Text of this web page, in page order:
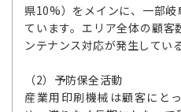
県10%）をメインに、一部
ています。エリア全体の顧客
ンテナンス対応が発生してい
（2）予防保全活動
産業用印刷機械は顧客にと